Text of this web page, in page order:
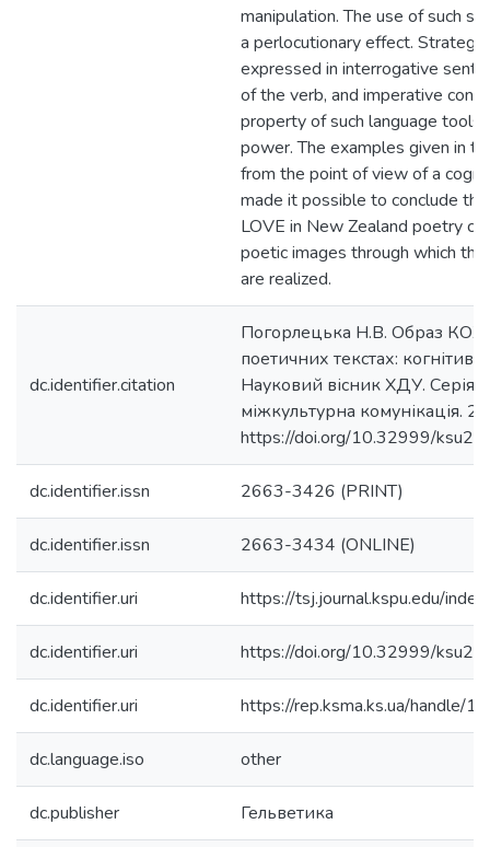
manipulation. The use of such
a perlocutionary effect.
expressed in interrogative
of the verb, and imperative
property of such language tools
power. The examples given in
from the point of view of a
made it possible to conclude
LOVE in New Zealand poetry
poetic images through which
are realized.
dc.identifier.citation
Погорлецька Н.В. Образ
поетичних текстах:
Науковий вісник ХДУ. Серія
міжкультурна комунікація.
https://doi.org/10.32999/
dc.identifier.issn 2663-3426 (PRINT)
dc.identifier.issn 2663-3434 (ONLINE)
dc.identifier.uri https://tsj.journal.kspu.edu/
dc.identifier.uri https://doi.org/10.32999/
dc.identifier.uri https://rep.ksma.ks.ua/handle/
dc.language.iso other
dc.publisher Гельветика